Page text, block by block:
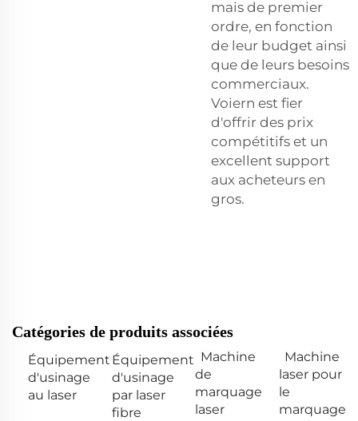
mais de premier
ordre, en fonction
de leur budget ainsi
que de leurs besoins
commerciaux.
Voiern est fier
d'offrir des prix
compétitifs et un
excellent support
aux acheteurs en
gros.
Catégories de produits associées
Équipement
d'usinage
au laser
Équipement
d'usinage
par laser
fibre
Machine
de
marquage
laser
Machine
laser pour
le
marquage